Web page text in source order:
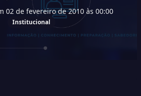
02 de fevereiro de 2010 às 00:00
Institucional